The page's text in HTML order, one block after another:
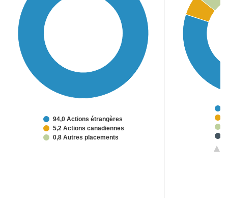
94,0 Actions étrangères
5,2 Actions canadiennes
0,8 Autres placements